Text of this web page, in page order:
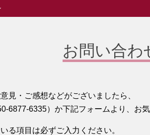
お問い合わ
見・ご感想などがございましたら、
6877-6335）か下記フォームより、お
る項目は必ずご入力ください。